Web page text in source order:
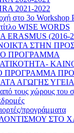
2021-2022
στο 3ο
WISE WORDS
(2016-
ΣΤΗΝ
ΠΡΟΓΡΑΜΜΑ
ΑΓΩΓΗΣ
τους χώρους του
προγράμματα
ΣΤΟ